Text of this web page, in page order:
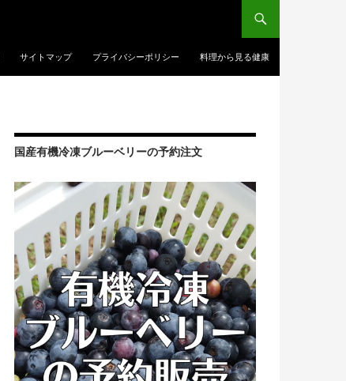
サイトマップ プライバシーポリシー 料理から見る健康
国産有機冷凍ブルーベリーの予約注文